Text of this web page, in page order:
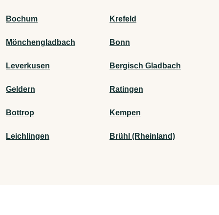
Bochum Krefeld
Mönchengladbach Bonn
Leverkusen Bergisch Gladbach
Geldern Ratingen
Bottrop Kempen
Leichlingen Brühl (Rheinland)